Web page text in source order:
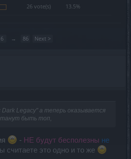
26 vote(s) 13.5%
6 → 86 Next >
Legacy" а теперь оказывается
быть топ,
- НЕ будут бесполезны не
считаете это одно и то же